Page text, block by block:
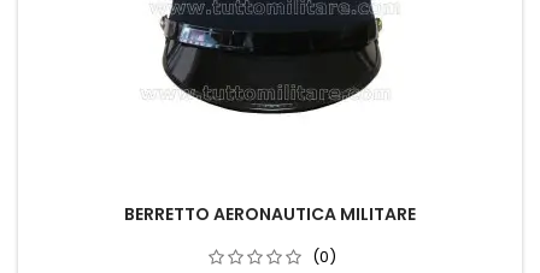
BERRETTO AERONAUTICA MILITARE
(0)